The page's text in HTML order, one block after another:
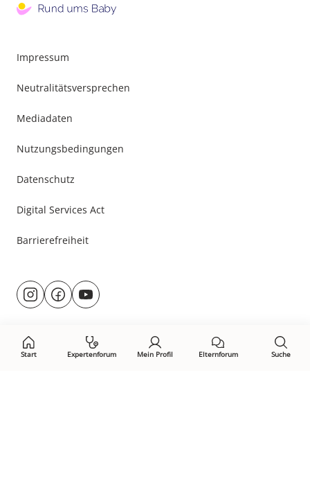
Start Expertenforum Mein Profil Elternforum Suche
Impressum
Neutralitätsversprechen
Mediadaten
Nutzungsbedingungen
Datenschutz
Digital Services Act
Barrierefreiheit
Besuche
uns@rund.ums.baby
facebook.com/rundumsbaby.de
youtube.com/@rundumsbaby_